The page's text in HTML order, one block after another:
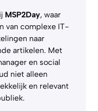
MSP2Day, waar
van complexe IT-
naar
artikelen. Met
en social
niet alleen
en relevant